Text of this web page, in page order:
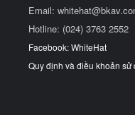
Email:
Hotline: (024) 3763 2552
Facebook: WhiteHat
Quy định và điều khoản sử